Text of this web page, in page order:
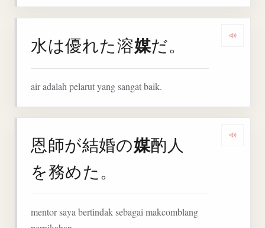
水は優れた溶媒だ。
air adalah pelarut yang sangat baik.
恩師が結婚の媒酌人
を務めた。
mentor saya bertindak sebagai makcomblang